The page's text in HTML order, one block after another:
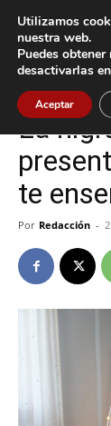
Inicio Nigrán
Nigrán
La
te
Por Redacción -
Utilizamos
nuestra web.
Puedes
desactivarlas en
Aceptar